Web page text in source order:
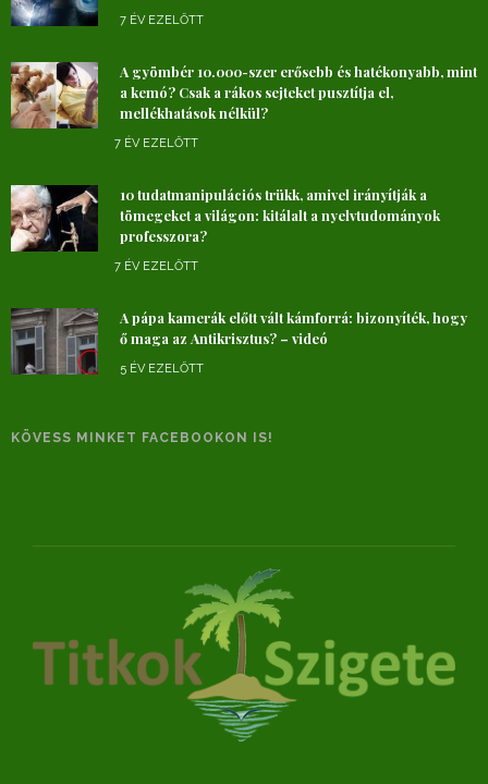
7 ÉV EZELŐTT
A gyömbér 10.000-szer erősebb és hatékonyabb, mint
a kemó? Csak a rákos sejteket pusztítja el,
mellékhatások nélkül?
7 ÉV EZELŐTT
10 tudatmanipulációs trükk, amivel irányítják a
tömegeket a világon: kitálalt a nyelvtudományok
professzora?
7 ÉV EZELŐTT
A pápa kamerák előtt vált kámforrá: bizonyíték, hogy
ő maga az Antikrisztus? – videó
5 ÉV EZELŐTT
KÖVESS MINKET FACEBOOKON IS!